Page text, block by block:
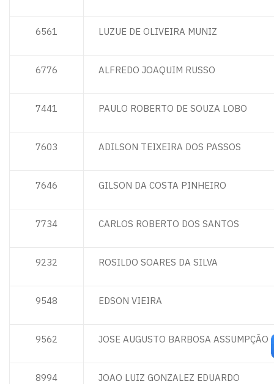
6561 LUZUE DE OLIVEIRA MUNIZ
6776 ALFREDO JOAQUIM RUSSO
7441 PAULO ROBERTO DE SOUZA LOBO
7603 ADILSON TEIXEIRA DOS PASSOS
7646 GILSON DA COSTA PINHEIRO
7734 CARLOS ROBERTO DOS SANTOS
9232 ROSILDO SOARES DA SILVA
9548 EDSON VIEIRA
9562 JOSE AUGUSTO BARBOSA ASSUMPÇÃO
8994 JOAO LUIZ GONZALEZ EDUARDO